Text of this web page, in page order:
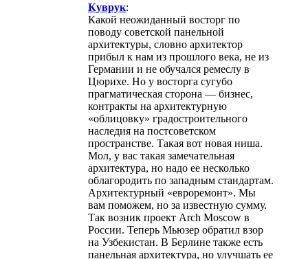
Куврук:
Какой неожиданный восторг по
поводу советской панельной
архитектуры, словно архитектор
прибыл к нам из прошлого века, не из
Германии и не обучался ремеслу в
Цюрихе. Но у восторга сугубо
прагматическая сторона — бизнес,
контракты на архитектурную
«облицовку» градостроительного
наследия на постсоветском
пространстве. Такая вот новая ниша.
Мол, у вас такая замечательная
архитектура, но надо ее несколько
облагородить по западным стандартам.
Архитектурный «евроремонт». Мы
вам поможем, но за известную сумму.
Так возник проект Arch Moscow в
России. Теперь Мьюзер обратил взор
на Узбекистан. В Берлине также есть
панельная архитектура, но улучшать ее